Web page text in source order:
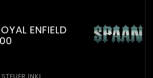
ENFIELD